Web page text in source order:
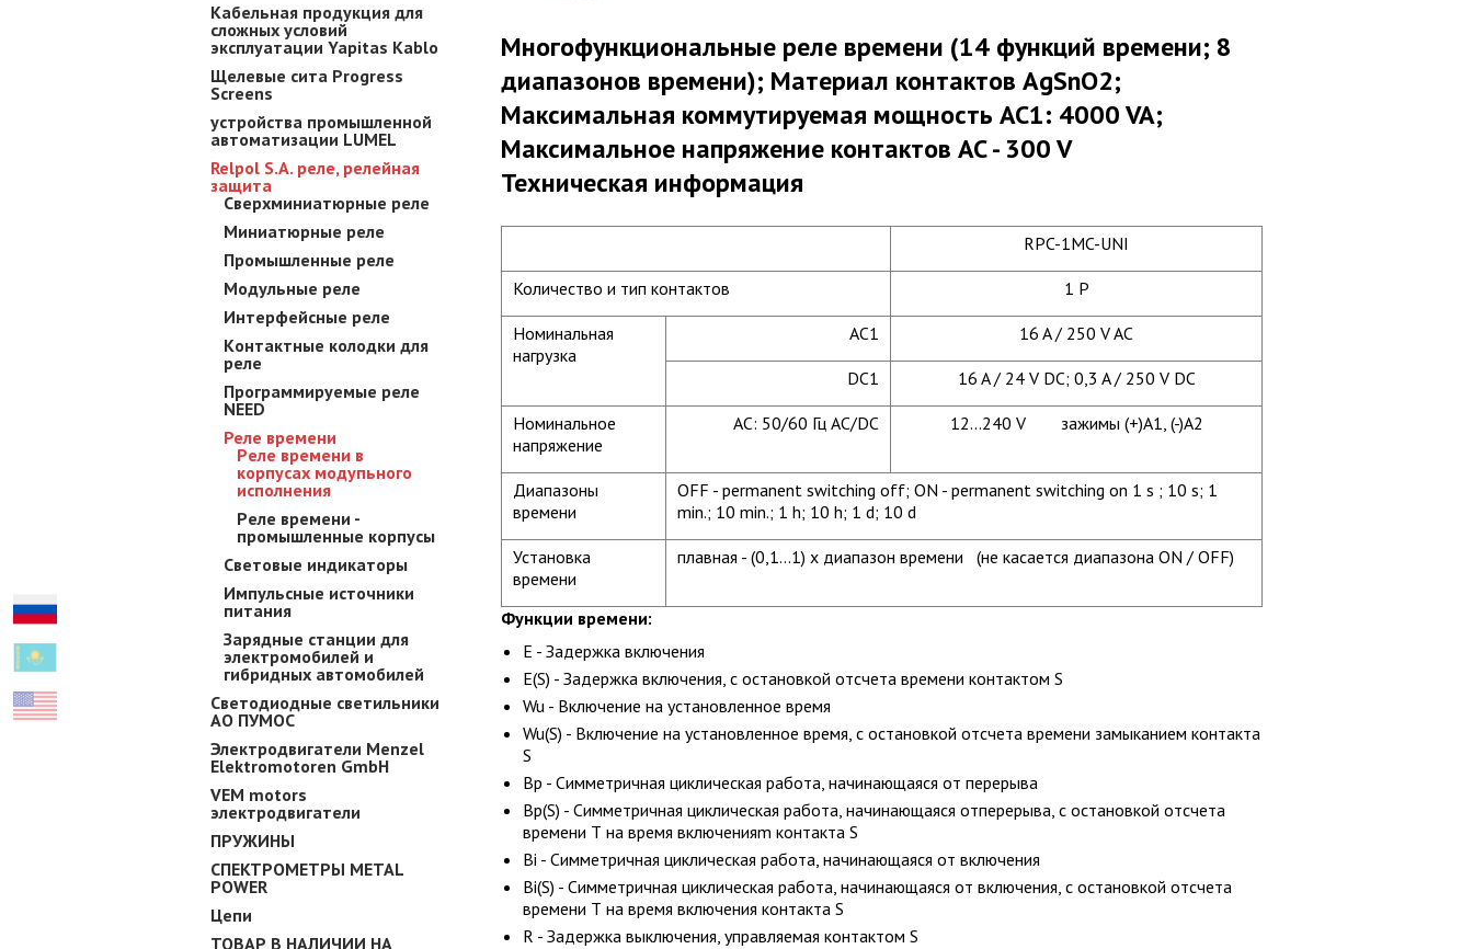
Кабельная продукция для
сложных условий
эксплуатации Yapitas Kablo
Щелевые сита Progress
Screens
устройства промышленной
автоматизации LUMEL
Relpol S.A. реле, релейная
защита
Cверхминиатюрные реле
Mиниатюрные реле
Промышленные реле
Мoдyльныe peлe
Интepфeйcныe peлe
Кoнтaктныe кoлoдки для
реле
Прогpaммиpyeмыe реле
NEED
Реле времени
Pеле времени в
корпусах модупьного
исполнения
Pеле времени -
промышленные корпусы
Световые индикаторы
Импульсные источники
питания
Зарядные станции для
электромобилей и
гибридных автомобилей
Светодиодные светильники
АО ПУМОС
Электродвигатели Menzel
Elektromotoren GmbH
VEM motors
электродвигатели
ПРУЖИНЫ
СПЕКТРОМЕТРЫ METAL
POWER
Цепи
ТОВАР В НАЛИЧИИ НА
Многофункциональные реле времени (14 функций времени; 8
диапазонов времени); Материал контактов AgSnO2;
Максимальная коммутируемая мощность AC1: 4000 VA;
Максимальное напряжение контактов AC - 300 V
Техническая информация
RPC-1MC-UNI
Количество и тип контактов 1 P
Номинальная
нагрузка
AC1 16 A / 250 V AC
DC1 16 A / 24 V DC; 0,3 A / 250 V DC
Номинальное
напряжение
AC: 50/60 Гц AC/DC 12...240 V зажимы (+)A1, (-)A2
Диапазоны
времени
OFF - permanent switching off; ON - permanent switching on 1 s ; 10 s; 1
min.; 10 min.; 1 h; 10 h; 1 d; 10 d
Установка
времени
плавная - (0,1...1) x диапазон времени (не касается диапазона ON / OFF)
Функции времени:
E - Задержка включения
E(S) - Задержка включения, с остановкой отсчета времени контактом S
Wu - Включение на установленное время
Wu(S) - Включение на установленное время, с остановкой отсчета времени замыканием контакта
S
Bp - Симметричная циклическая работа, начинающаяся от перерыва
Bp(S) - Симметричная циклическая работа, начинающаяся отперерыва, с остановкой отсчета
времени Т на время включенияm контакта S
Bi - Симметричная циклическая работа, начинающаяся от включения
Bi(S) - Симметричная циклическая работа, начинающаяся от включения, с остановкой отсчета
времени Т на время включения контакта S
R - Задержка выключения, управляемая контактом S